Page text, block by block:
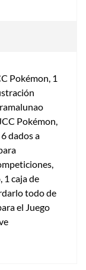
Pokémon, 1
Pokémon,
dados a
1 caja de
todo de
el Juego